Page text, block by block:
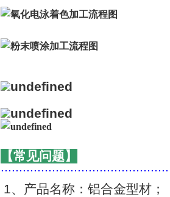
【常见问题】
1、产品名称：铝合金型材；